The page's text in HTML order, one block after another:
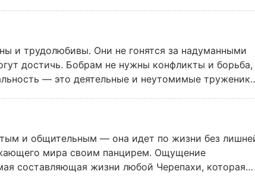
он легко распознает ложь и почти всегда
и трудолюбивы. Они не гонятся за надуманными
достичь. Бобрам не нужны конфликты и борьба,
— это деятельные и неутомимые
себе в этом отчета.
и общительным — она идет по жизни без
мира своим панцирем. Ощущение
составляющая жизни любой Черепахи, которая